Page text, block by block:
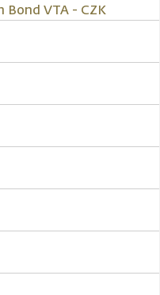
Bond VTA - CZK